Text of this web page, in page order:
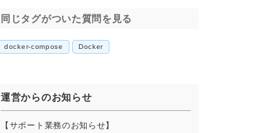
同じタグがついた質問を見る
docker-compose Docker
運営からのお知らせ
【サポート業務のお知らせ】